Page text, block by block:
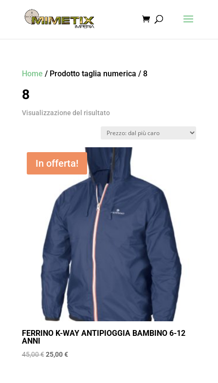
Home / Prodotto taglia numerica / 8
8
Visualizzazione del risultato
In offerta!
FERRINO K-WAY ANTIPIOGGIA BAMBINO 6-12
ANNI
45,00€ Il
25,00€Il